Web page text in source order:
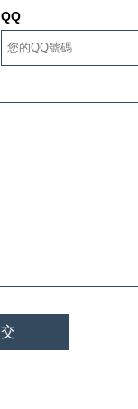
QQ